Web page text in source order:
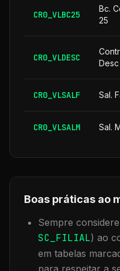
CR0_VLBC25
Bc.
25
CR0_VLDESC
Desc
CR0_VLSALF Sal.
CR0_VLSALM Sal.
Boas práticas ao
Sempre
SC_FILIAL) ao
em tabelas
para respeitar a